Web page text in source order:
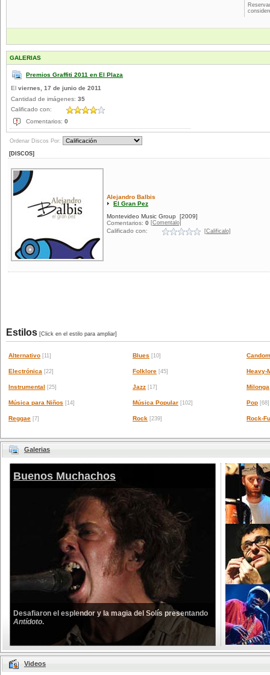
GALERIAS
Premios Graffiti 2011 en El Plaza
El viernes, 17 de junio de 2011
Cantidad de imágenes: 35
Calificado con:
Comentarios: 0
Ordenar Discos Por:
[DISCOS]
Alejandro Balbis
El Gran Pez
Montevideo Music Group
[2009]
Comentarios: 0 [Comentalo]
Calificado con: [Calificalo]
Estilos [Click en el estilo para ampliar]
Alternativo [11] Blues [10]
Electrónica [22] Folklore [45] Heavy-
Instrumental [25] Jazz [17] Milonga
Música para Niños [14] Música Popular [102] Pop [68]
Reggae [7] Rock [239] Rock-
Galerias
Buenos Muchachos
Desafiaron el esplendor y la magia del Solís presentando
Antídoto.
Videos